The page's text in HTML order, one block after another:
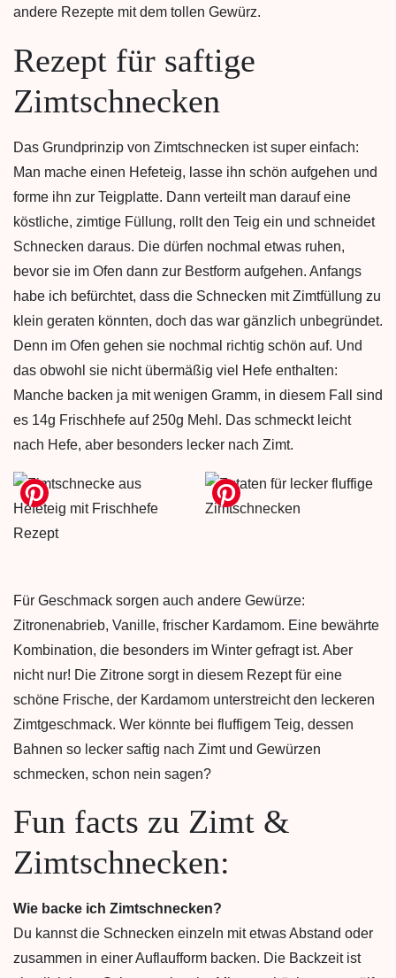
andere Rezepte mit dem tollen Gewürz.
Rezept für saftige
Zimtschnecken
Das Grundprinzip von Zimtschnecken ist super einfach:
Man mache einen Hefeteig, lasse ihn schön aufgehen und
forme ihn zur Teigplatte. Dann verteilt man darauf eine
köstliche, zimtige Füllung, rollt den Teig ein und schneidet
Schnecken daraus. Die dürfen nochmal etwas ruhen,
bevor sie im Ofen dann zur Bestform aufgehen. Anfangs
habe ich befürchtet, dass die Schnecken mit Zimtfüllung zu
klein geraten könnten, doch das war gänzlich unbegründet.
Denn im Ofen gehen sie nochmal richtig schön auf. Und
das obwohl sie nicht übermäßig viel Hefe enthalten:
Manche backen ja mit wenigen Gramm, in diesem Fall sind
es 14g Frischhefe auf 250g Mehl. Das schmeckt leicht
nach Hefe, aber besonders lecker nach Zimt.
Für Geschmack sorgen auch andere Gewürze:
Zitronenabrieb, Vanille, frischer Kardamom. Eine bewährte
Kombination, die besonders im Winter gefragt ist. Aber
nicht nur! Die Zitrone sorgt in diesem Rezept für eine
schöne Frische, der Kardamom unterstreicht den leckeren
Zimtgeschmack. Wer könnte bei fluffigem Teig, dessen
Bahnen so lecker saftig nach Zimt und Gewürzen
schmecken, schon nein sagen?
Fun facts zu Zimt &
Zimtschnecken:
Wie backe ich Zimtschnecken?
Du kannst die Schnecken einzeln mit etwas Abstand oder
zusammen in einer Auflaufform backen. Die Backzeit ist